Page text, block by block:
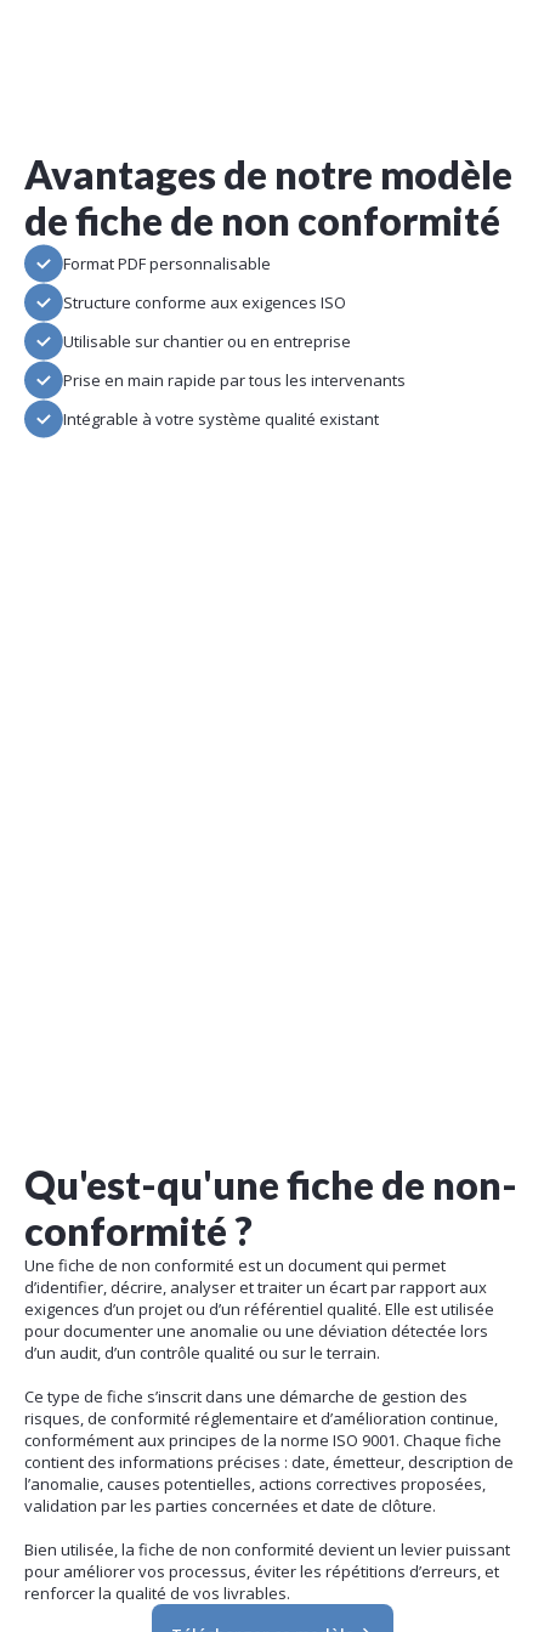
Avantages de notre modèle
de fiche de non conformité
Format PDF personnalisable
Structure conforme aux exigences ISO
Utilisable sur chantier ou en entreprise
Prise en main rapide par tous les intervenants
Intégrable à votre système qualité existant
Qu'est-qu'une fiche de non-
conformité ?
Une fiche de non conformité est un document qui permet
d’identifier, décrire, analyser et traiter un écart par rapport aux
exigences d’un projet ou d’un référentiel qualité. Elle est utilisée
pour documenter une anomalie ou une déviation détectée lors
d’un audit, d’un contrôle qualité ou sur le terrain.
Ce type de fiche s’inscrit dans une démarche de gestion des
risques, de conformité réglementaire et d’amélioration continue,
conformément aux principes de la norme ISO 9001. Chaque fiche
contient des informations précises : date, émetteur, description de
l’anomalie, causes potentielles, actions correctives proposées,
validation par les parties concernées et date de clôture.
Bien utilisée, la fiche de non conformité devient un levier puissant
pour améliorer vos processus, éviter les répétitions d’erreurs, et
renforcer la qualité de vos livrables.